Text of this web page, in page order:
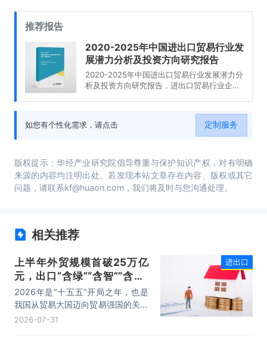
推荐报告
2020-2025年中国进出口贸易行业发
展潜力分析及投资方向研究报告
2020-2025年中国进出口贸易行业发展潜力分
析及投资方向研究报告，进出口贸易行业企业
易行业投资风险与营销分析，2020-2025年中
国进出口贸易行业发展战略及规划建议。
如您有个性化需求，请点击 定制服务
版权提示：华经产业研究院倡导尊重与保护知识产权，对有明确
来源的内容均注明出处。若发现本站文章存在内容、版权或其它
问题，请联系kf@huaon.com，我们将及时与您沟通处理。
相关推荐
上半年外贸规模首破25万亿
元，出口“含绿”“含智”“含新”
量稳步攀升
2026年是“十五五”开局之年，也是
我国从贸易大国迈向贸易强国的关键
时期。上半年，我国进出口规模历史
2026-07-31
进出口